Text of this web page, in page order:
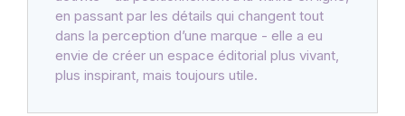
en passant par les détails qui changent tout
dans la perception d’une marque - elle a eu
envie de créer un espace éditorial plus vivant,
plus inspirant, mais toujours utile.